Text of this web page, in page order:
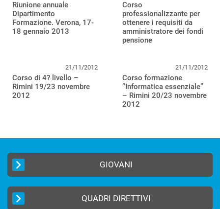
Riunione annuale
Dipartimento
Formazione. Verona, 17-
18 gennaio 2013
Corso
professionalizzante per
ottenere i requisiti da
amministratore dei fondi
pensione
21/11/2012
Corso di 4? livello –
Rimini 19/23 novembre
2012
21/11/2012
Corso formazione
“Informatica essenziale”
– Rimini 20/23 novembre
2012
GIOVANI
QUADRI DIRETTIVI